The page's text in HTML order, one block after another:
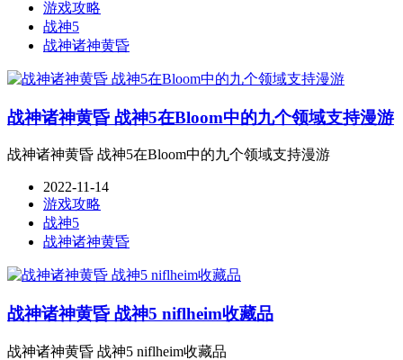
游戏攻略
战神5
战神诸神黄昏
战神诸神黄昏 战神5在Bloom中的九个领域支持漫游
战神诸神黄昏 战神5在Bloom中的九个领域支持漫游
2022-11-14
游戏攻略
战神5
战神诸神黄昏
战神诸神黄昏 战神5 niflheim收藏品
战神诸神黄昏 战神5 niflheim收藏品